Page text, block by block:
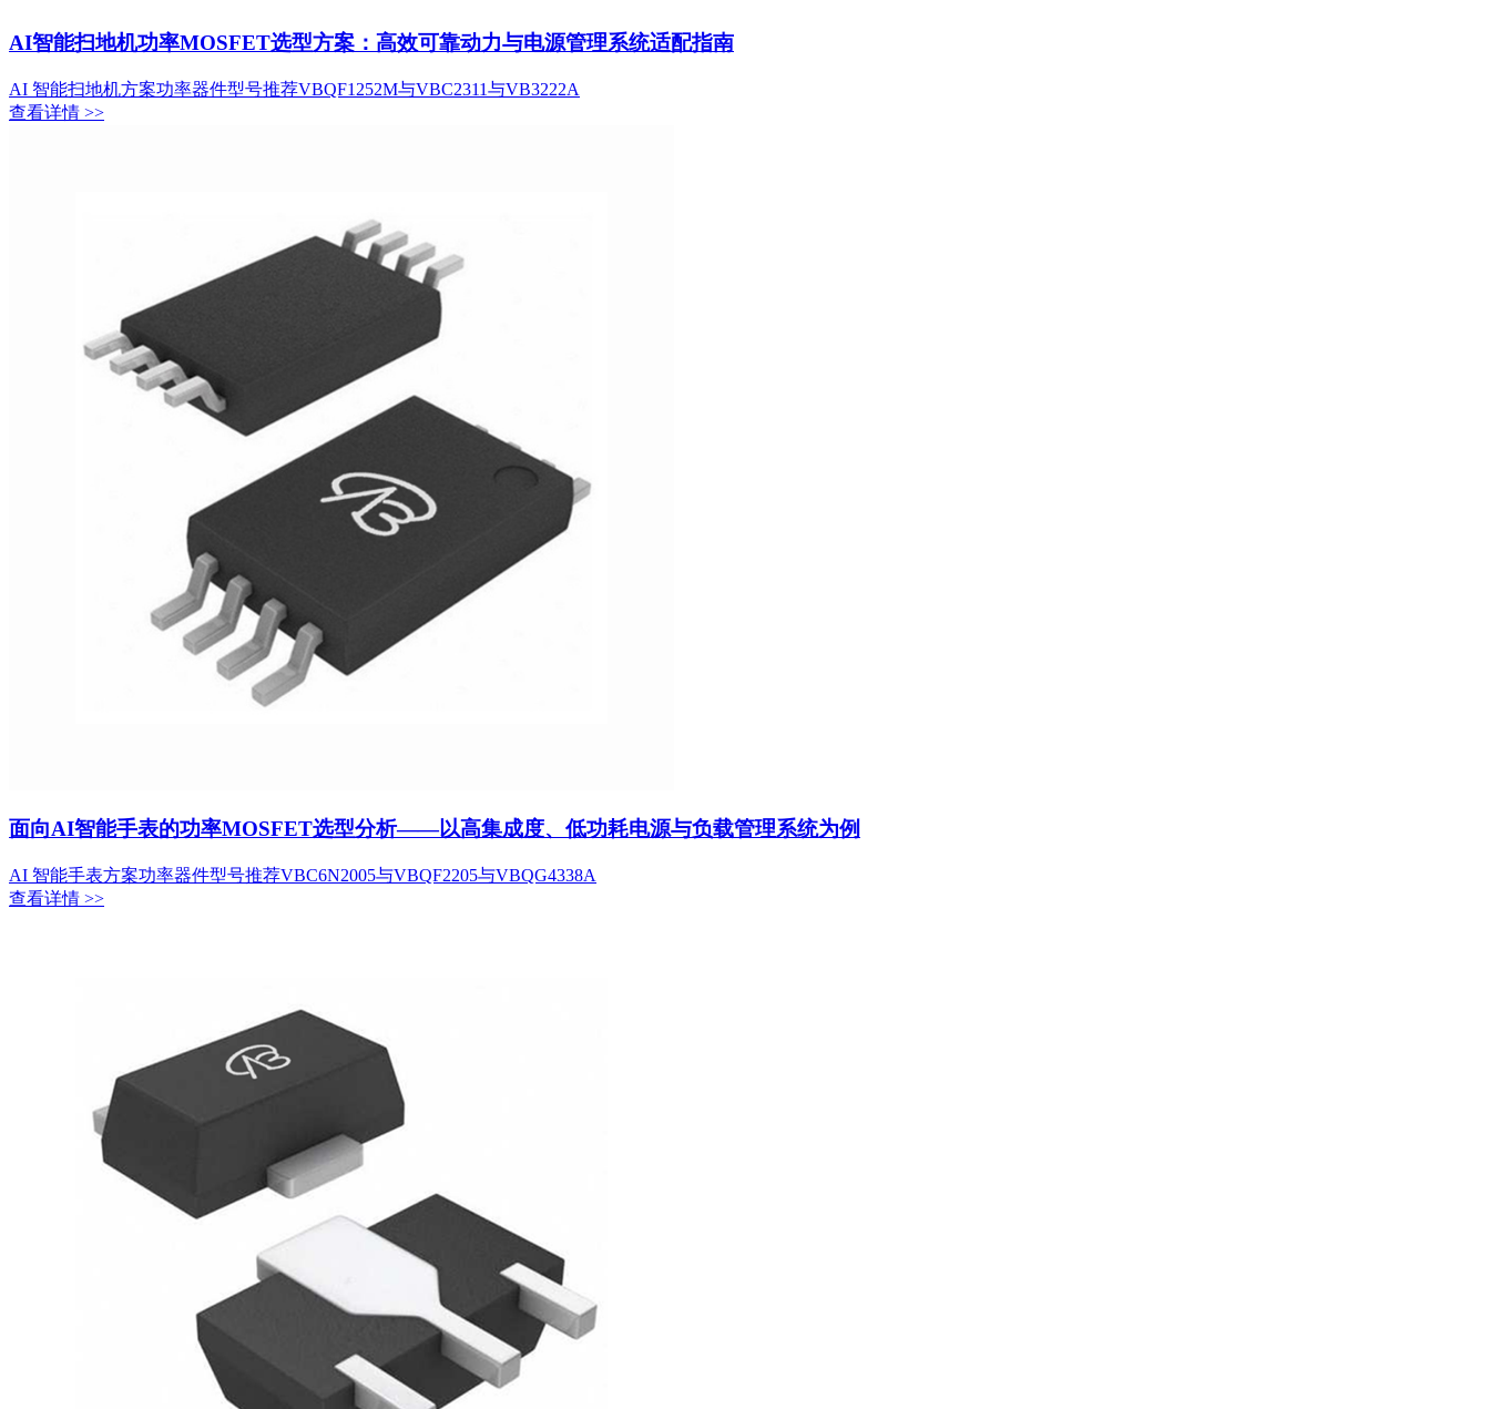
AI智能扫地机功率MOSFET选型方案：高效可靠动力与电源管理系统适配指南
AI 智能扫地机方案功率器件型号推荐VBQF1252M与VBC2311与VB3222A
查看详情 >>
面向AI智能手表的功率MOSFET选型分析——以高集成度、低功耗电源与负载管理系统为例
AI 智能手表方案功率器件型号推荐VBC6N2005与VBQF2205与VBQG4338A
查看详情 >>